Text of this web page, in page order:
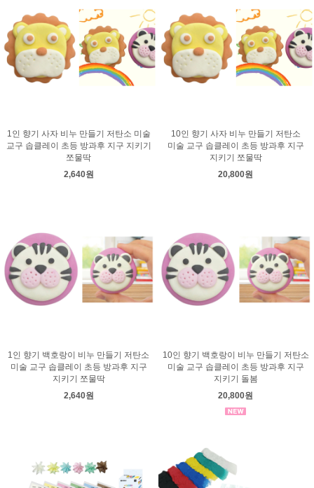
1인 향기 사자 비누 만들기 저탄소 미술
교구 솝클레이 초등 방과후 지구 지키기
쪼물딱
2,640원
10인 향기 사자 비누 만들기 저탄소
미술 교구 솝클레이 초등 방과후 지구
지키기 쪼물딱
20,800원
1인 향기 백호랑이 비누 만들기 저탄소
미술 교구 솝클레이 초등 방과후 지구
지키기 쪼물딱
2,640원
10인 향기 백호랑이 비누 만들기 저탄소
미술 교구 솝클레이 초등 방과후 지구
지키기 돌봄
20,800원